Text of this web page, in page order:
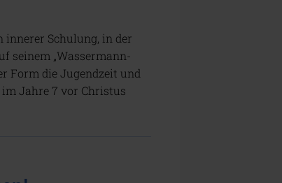
innerer Schulung, in der
seinem „Wassermann-
Form die Jugendzeit und
im Jahre 7 vor Christus